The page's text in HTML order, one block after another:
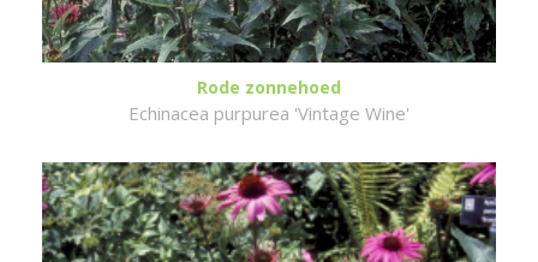
Rode zonnehoed
Echinacea purpurea 'Vintage Wine'